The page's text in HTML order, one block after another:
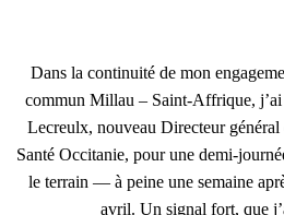
Dans la continuité de mon
commun Millau – Saint-Affrique,
Lecreulx, nouveau Directeur
Santé Occitanie, pour une demi-
le terrain — à peine une semaine
avril. Un signal fort, que